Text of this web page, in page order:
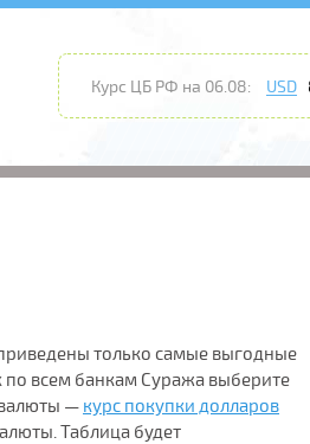
Курс ЦБ РФ на 06.08: USD
только самые выгодные
всем банкам Суража выберите
— курс покупки долларов
Таблица будет